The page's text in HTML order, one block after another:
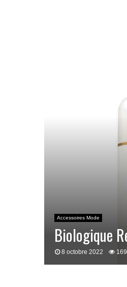
Accessoires Mode
Biologique
8 octobre 2022